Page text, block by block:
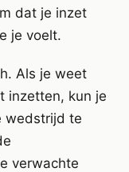
dat je inzet
je voelt.
Als je weet
inzetten, kun je
wedstrijd te
verwachte